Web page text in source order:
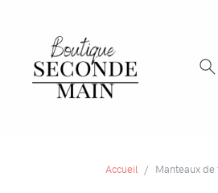
Accueil Manteaux